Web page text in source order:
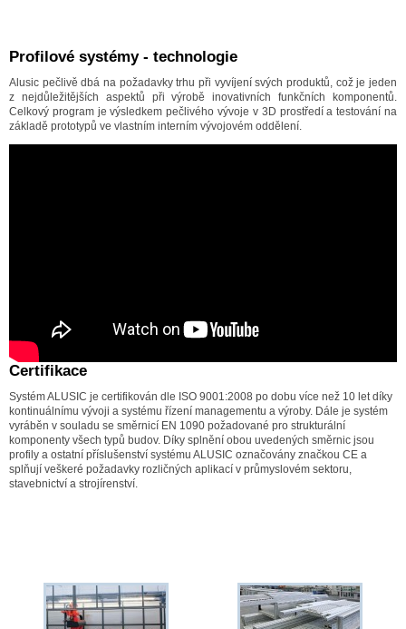
Profilové systémy - technologie
Alusic pečlivě dbá na požadavky trhu při vyvíjení svých produktů, což je jeden
z nejdůležitějších aspektů při výrobě inovativních funkčních komponentů.
Celkový program je výsledkem pečlivého vývoje v 3D prostředí a testování na
základě prototypů ve vlastním interním vývojovém oddělení.
Certifikace
Systém ALUSIC je certifikován dle ISO 9001:2008 po dobu více než 10 let díky
kontinuálnímu vývoji a systému řízení managementu a výroby. Dále je systém
vyráběn v souladu se směrnicí EN 1090 požadované pro strukturální
komponenty všech typů budov. Díky splnění obou uvedených směrnic jsou
profily a ostatní příslušenství systému ALUSIC označovány značkou CE a
splňují veškeré požadavky rozličných aplikací v průmyslovém sektoru,
stavebnictví a strojírenství.